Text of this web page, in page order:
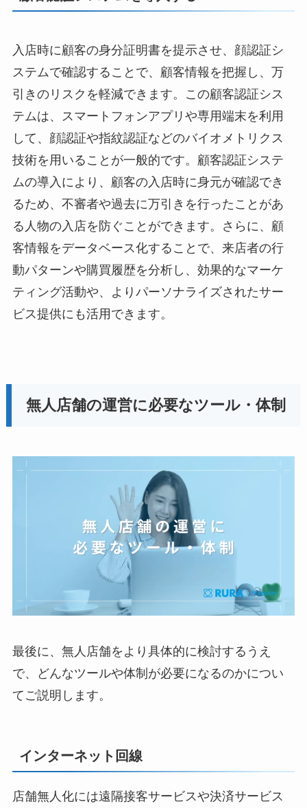
入店時に顧客の身分証明書を提示させ、顔認証シ
ステムで確認することで、顧客情報を把握し、万
引きのリスクを軽減できます。この顧客認証シス
テムは、スマートフォンアプリや専用端末を利用
して、顔認証や指紋認証などのバイオメトリクス
技術を用いることが一般的です。顧客認証システ
ムの導入により、顧客の入店時に身元が確認でき
るため、不審者や過去に万引きを行ったことがあ
る人物の入店を防ぐことができます。さらに、顧
客情報をデータベース化することで、来店者の行
動パターンや購買履歴を分析し、効果的なマーケ
ティング活動や、よりパーソナライズされたサー
ビス提供にも活用できます。
無人店舗の運営に必要なツール・体制
最後に、無人店舗をより具体的に検討するうえ
で、どんなツールや体制が必要になるのかについ
てご説明します。
インターネット回線
店舗無人化には遠隔接客サービスや決済サービス